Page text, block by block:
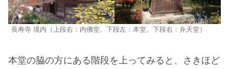
長寿寺 境内（上段右：内佛堂、下段左：本堂、下段右：弁天堂）
本堂の脇の方にある階段を上ってみると、さきほど